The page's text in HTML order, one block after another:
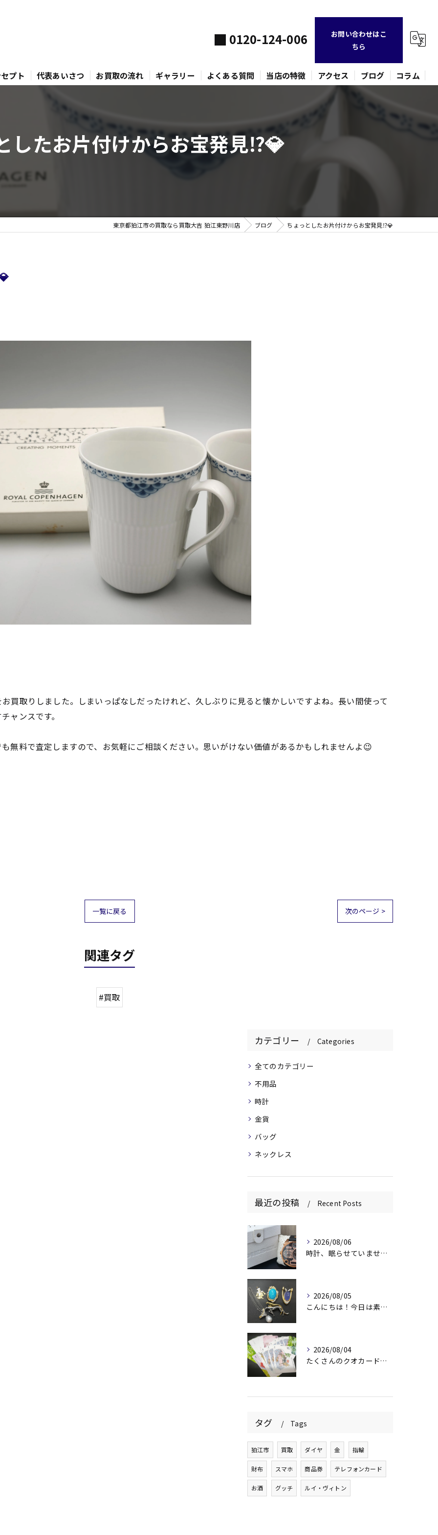
0120-124-006
お問い合わせはこ
ちら
プト 代表あいさつ お買取の流れ ギャラリー よくある質問 当店の特徴
時計
ネックレス
アクセス ブログ コラム
したお片付けからお宝発見⁉️💎
東京都狛江市の買取なら買取大吉 狛江東野川店 ブログ ちょっとしたお片付けからお宝発見⁉️💎
買取りしました。しまいっぱなしだったけれど、久しぶりに見ると懐かしいですよね。長い間使って
ャンスです。
無料で査定しますので、お気軽にご相談ください。思いがけない価値があるかもしれませんよ😉
一覧に戻る 次のページ >
関連タグ
#買取
カテゴリー Categories
全てのカテゴリー
不用品
時計
金貨
バッグ
ネックレス
最近の投稿 Recent Posts
2026/08/06
時計、眠らせていませんか？⌚️
2026/08/05
こんにちは！今日は素敵なアクセサリーをお買取りさせていただき...
2026/08/04
たくさんのクオカード、買い取らせていただきました😉 頂いたけ...
タグ Tags
狛江市 買取 ダイヤ 金 指輪
財布 スマホ 商品券 テレフォンカード
お酒 グッチ ルイ・ヴィトン